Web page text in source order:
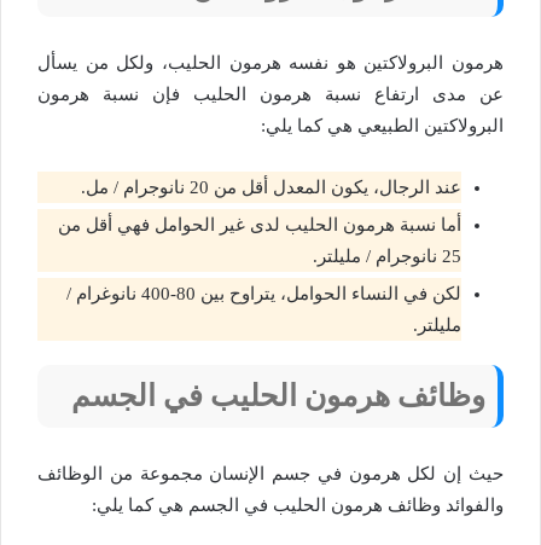
هرمون البرولاكتين هو نفسه هرمون الحليب، ولكل من يسأل
عن مدى ارتفاع نسبة هرمون الحليب فإن نسبة هرمون
البرولاكتين الطبيعي هي كما يلي:
عند الرجال، يكون المعدل أقل من 20 نانوجرام / مل.
أما نسبة هرمون الحليب لدى غير الحوامل فهي أقل من
25 نانوجرام / مليلتر.
لكن في النساء الحوامل، يتراوح بين 80-400 نانوغرام /
مليلتر.
وظائف هرمون الحليب في الجسم
حيث إن لكل هرمون في جسم الإنسان مجموعة من الوظائف
والفوائد وظائف هرمون الحليب في الجسم هي كما يلي: